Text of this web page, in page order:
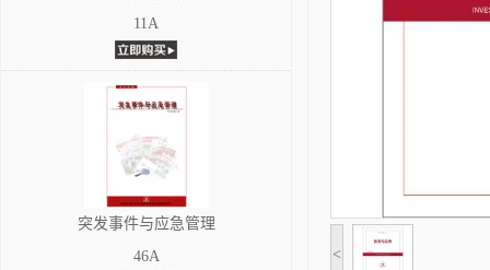
11A
突发事件与应急管理
46A
<